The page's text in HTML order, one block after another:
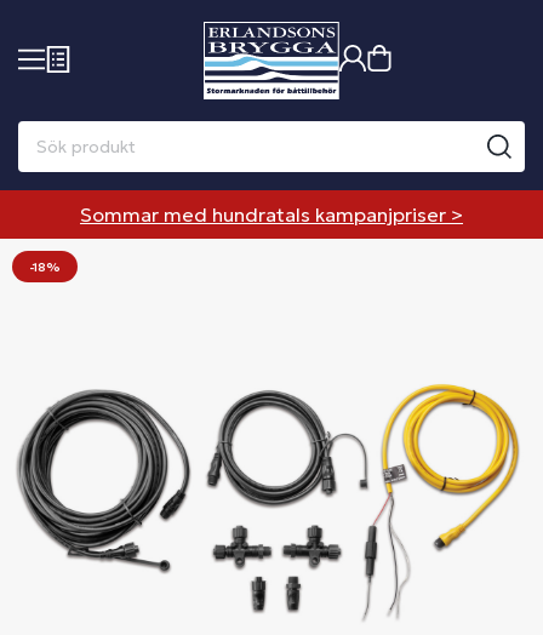
Sommar med hundratals kampanjpriser >
-18%